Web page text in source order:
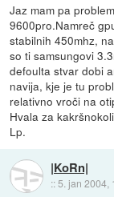
Jaz mam pa
9600pro.Namreč
stabilnih 450mhz,
so ti samsungovi
defoulta stvar dobi
navija, kje je tu
relativno vroči na
Hvala za
Lp.
|KoRn|
:: 5. jan 2004,